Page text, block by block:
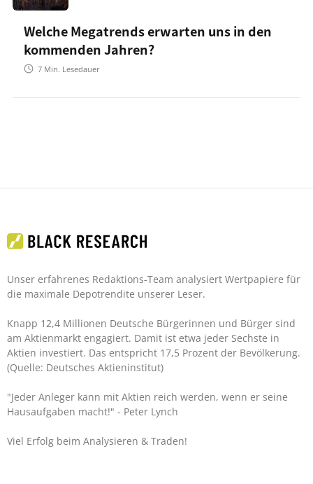
Welche Megatrends erwarten uns in den
kommenden Jahren?
7 Min. Lesedauer
Unser erfahrenes Redaktions-Team analysiert Wertpapiere für
die maximale Depotrendite unserer Leser.
Knapp 12,4 Millionen Deutsche Bürgerinnen und Bürger sind
am Aktienmarkt engagiert. Damit ist etwa jeder Sechste in
Aktien investiert. Das entspricht 17,5 Prozent der Bevölkerung.
(Quelle: Deutsches Aktieninstitut)
"Jeder Anleger kann mit Aktien reich werden, wenn er seine
Hausaufgaben macht!" - Peter Lynch
Viel Erfolg beim Analysieren & Traden!